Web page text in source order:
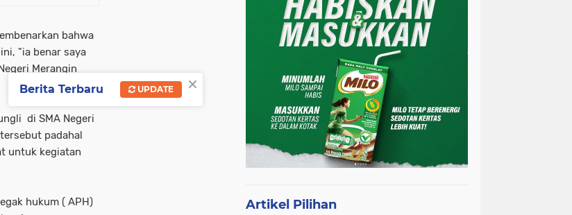
bahwa
"ia benar saya
Merangin
di SMA Negeri
padahal
untuk kegiatan
hukum ( APH)
Artikel Pilihan
×
Berita Terbaru UPDATE